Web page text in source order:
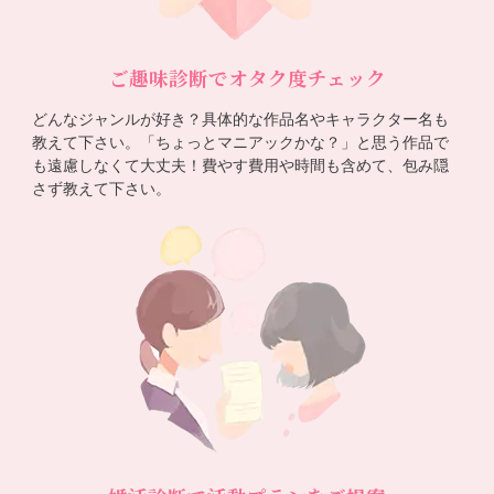
ご趣味診断でオタク度チェック
どんなジャンルが好き？具体的な作品名やキャラクター名も
教えて下さい。「ちょっとマニアックかな？」と思う作品で
も遠慮しなくて大丈夫！費やす費用や時間も含めて、包み隠
さず教えて下さい。